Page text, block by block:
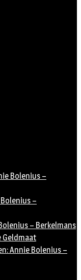
Bolenius –
–
– Berkelmans
Geldmaat
Annie Bolenius –